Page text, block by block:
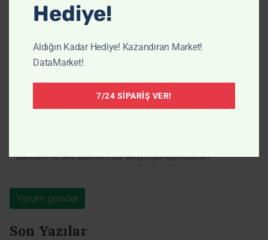
adresim ve site adresim bu tarayıcıya kaydedilsin.
Son Yazılar
Hediye!
Aldığın Kadar Hediye! Kazandıran Market!
DataMarket!
7/24 SIPARIŞ VER!